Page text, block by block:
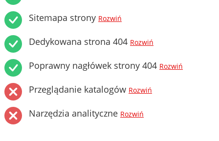
Sitemapa strony Rozwiń
Dedykowana strona 404 Rozwiń
Poprawny nagłówek strony 404 Rozwiń
Przeglądanie katalogów Rozwiń
Narzędzia analityczne Rozwiń